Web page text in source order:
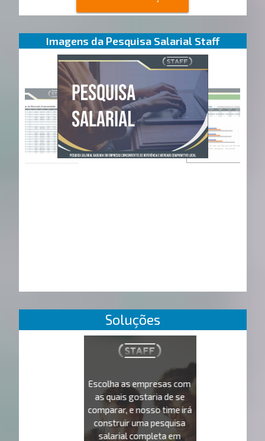
Imagens da Pesquisa Salarial Staff
Soluções
Escolha as empresas com
as quais gostaria de se
comparar, e nosso time irá
construir uma pesquisa
salarial completa em